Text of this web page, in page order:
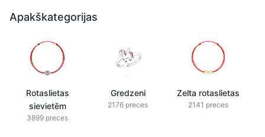
Apakškategorijas
Rotaslietas
sievietēm
3899 preces
Gredzeni
2176 preces
Zelta rotaslietas
2141 preces